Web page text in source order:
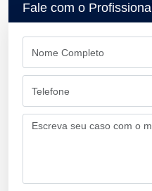
Fale com o Profissional